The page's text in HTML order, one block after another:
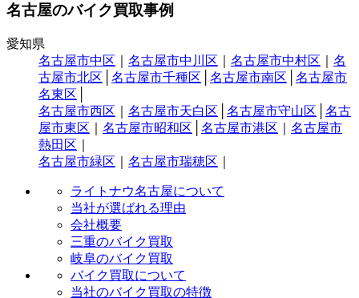
名古屋のバイク買取事例
愛知県
名古屋市中区
名古屋市中川区 名古屋市中村区
名
古屋市北区
名古屋市千種区 名古屋市南区
名古屋市
名東区
名古屋市西区
名古屋市天白区 名古屋市守山区
名古
屋市東区
名古屋市昭和区 名古屋市港区
名古屋市
熱田区
名古屋市緑区
名古屋市瑞穂区
ライトナウ名古屋について
当社が選ばれる理由
会社概要
三重のバイク買取
岐阜のバイク買取
バイク買取について
当社のバイク買取の特徴